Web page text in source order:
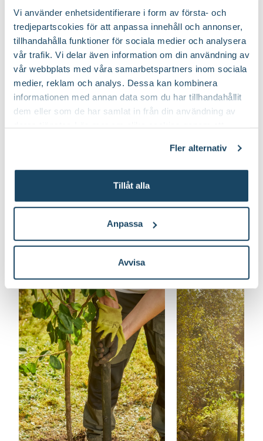
Vi använder enhetsidentifierare i form av första- och
tredjepartscokies för att anpassa innehåll och annonser,
tillhandahålla funktioner för sociala medier och analysera
vår trafik. Vi delar även information om din användning av
vår webbplats med våra samarbetspartners inom sociala
medier, reklam och analys. Dessa kan kombinera
informationen med annan data som du har tillhandahållit
dem eller som de har samlat in från din användning av
Fler alternativ
Tillåt alla
Anpassa
Avvisa
Art nr 328126
till Träduppbindare väv produktsida
Så här planterar du fruktträd
Läs mer om skötsel av körsbärsträd